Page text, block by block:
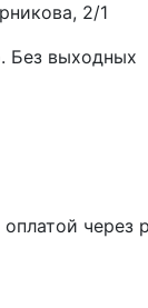
2/1
Без выходных
через